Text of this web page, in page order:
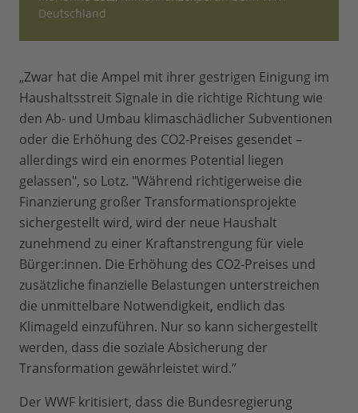
Deutschland
„Zwar hat die Ampel mit ihrer gestrigen Einigung im
Haushaltsstreit Signale in die richtige Richtung wie
den Ab- und Umbau klimaschädlicher Subventionen
oder die Erhöhung des CO2-Preises gesendet –
allerdings wird ein enormes Potential liegen
gelassen", so Lotz. "Während richtigerweise die
Finanzierung großer Transformationsprojekte
sichergestellt wird, wird der neue Haushalt
zunehmend zu einer Kraftanstrengung für viele
Bürger:innen. Die Erhöhung des CO2-Preises und
zusätzliche finanzielle Belastungen unterstreichen
die unmittelbare Notwendigkeit, endlich das
Klimageld einzuführen. Nur so kann sichergestellt
werden, dass die soziale Absicherung der
Transformation gewährleistet wird.”
Der WWF kritisiert, dass die Bundesregierung